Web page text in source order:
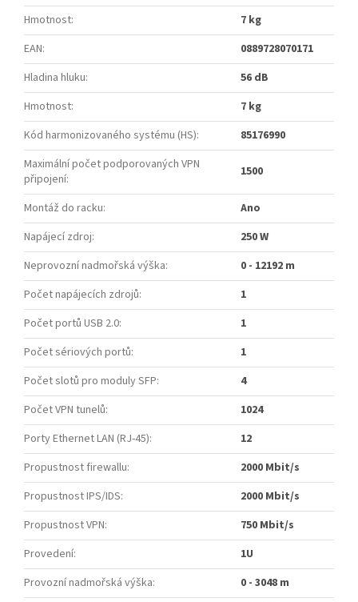
Hmotnost:
7 kg
EAN:
0889728070171
Hladina hluku:
56 dB
Hmotnost:
7 kg
Kód harmonizovaného systému (HS):
85176990
Maximální počet podporovaných VPN
připojení: 1500
Montáž do racku:
Ano
Napájecí zdroj:
250 W
Neprovozní nadmořská výška:
0 - 12192 m
Počet napájecích zdrojů:
1
Počet portů USB 2.0:
1
Počet sériových portů:
1
Počet slotů pro moduly SFP:
4
Počet VPN tunelů:
1024
Porty Ethernet LAN (RJ-45):
12
Propustnost firewallu:
2000 Mbit/s
Propustnost IPS/IDS:
2000 Mbit/s
Propustnost VPN:
750 Mbit/s
Provedení:
1U
Provozní nadmořská výška:
0 - 3048 m